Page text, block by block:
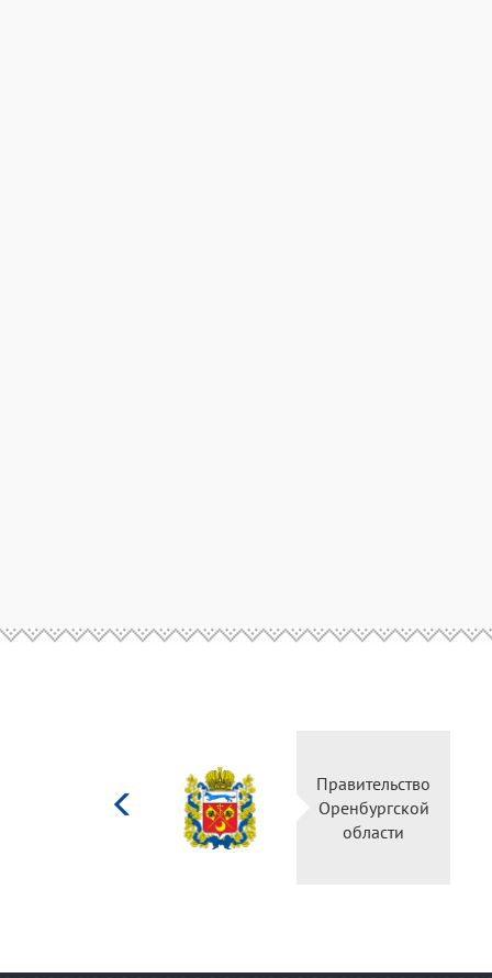
Правительство
Оренбургской
области